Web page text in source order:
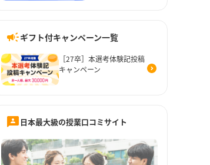
ギフト付キャンペーン一覧
［27卒］本選考体験記投稿
キャンペーン
日本最大級の授業口コミサイト